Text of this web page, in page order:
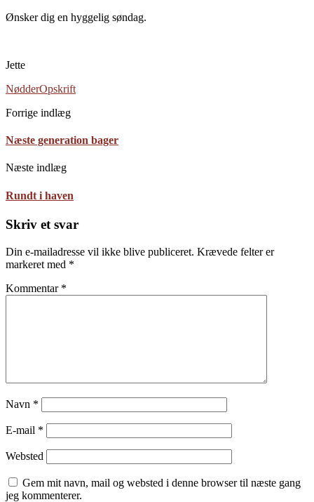
Ønsker dig en hyggelig søndag.
Jette
NødderOpskrift
Forrige indlæg
Næste generation bager
Næste indlæg
Rundt i haven
Skriv et svar
Din e-mailadresse vil ikke blive publiceret. Krævede felter er
markeret med *
Kommentar *
Navn *
E-mail *
Websted
Gem mit navn, mail og websted i denne browser til næste gang
jeg kommenterer.